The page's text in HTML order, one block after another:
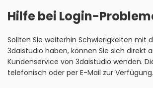
Hilfe bei Login-
Sollten Sie weiterhin Schwierigkeiten mit
3daistudio haben, können Sie sich direkt
Kundenservice von 3daistudio wenden.
telefonisch oder per E-Mail zur Verfügung.